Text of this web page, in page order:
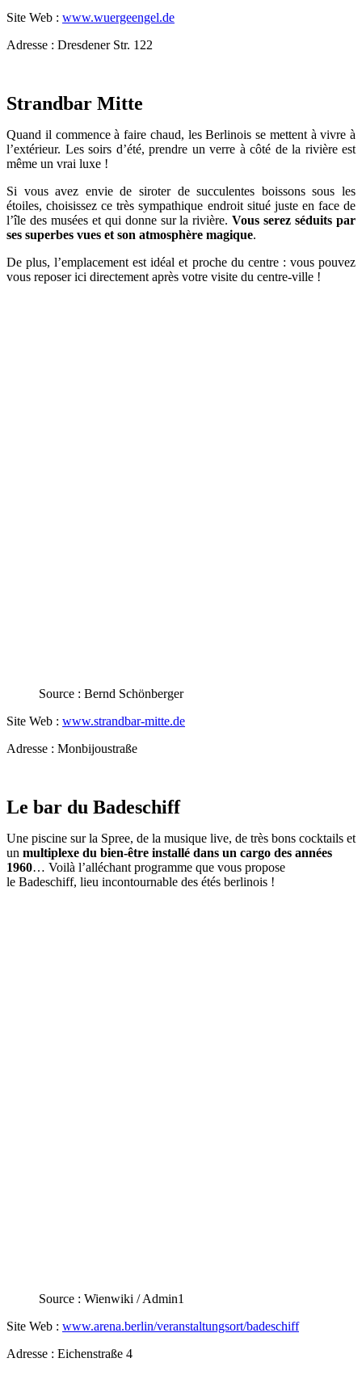
Site Web : www.wuergeengel.de
Adresse : Dresdener Str. 122
Strandbar Mitte
Quand il commence à faire chaud, les Berlinois se mettent à vivre à
l’extérieur. Les soirs d’été, prendre un verre à côté de la rivière est
même un vrai luxe !
Si vous avez envie de siroter de succulentes boissons sous les
étoiles, choisissez ce très sympathique endroit situé juste en face de
l’île des musées et qui donne sur la rivière.Vous serez séduits par
ses superbes vues et son atmosphère magique.
De plus, l’emplacement est idéal et proche du centre : vous pouvez
vous reposer ici directement après votre visite du centre-ville !
Source : Bernd Schönberger
Site Web : www.strandbar-mitte.de
Adresse : Monbijoustraße
Le bar du Badeschiff
Une piscine sur la Spree, de la musique live, de très bons cocktails et
un multiplexe du bien-être installé dans un cargo des années
1960… Voilà l’alléchant programme que vous propose
le Badeschiff, lieu incontournable des étés berlinois !
Source : Wienwiki / Admin1
Site Web : www.arena.berlin/veranstaltungsort/badeschiff
Adresse : Eichenstraße 4